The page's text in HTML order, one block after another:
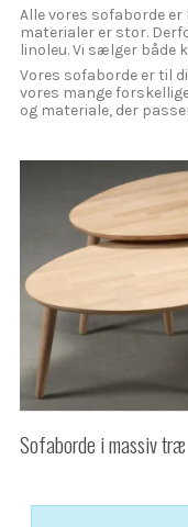
Alle vores sofaborde
materialer er stor.
linoleu. Vi sælger både
Vores sofaborde er til
vores mange
og materiale, der
Sofaborde i massiv træ